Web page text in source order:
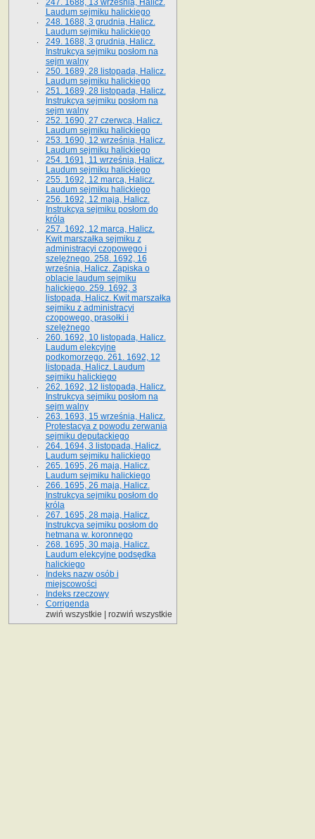
247. 1688, 13 września, Halicz.
Laudum sejmiku halickiego
248. 1688, 3 grudnia, Halicz.
Laudum sejmiku halickiego
249. 1688, 3 grudnia, Halicz.
Instrukcya sejmiku posłom na
sejm walny
250. 1689, 28 listopada, Halicz.
Laudum sejmiku halickiego
251. 1689, 28 listopada, Halicz.
Instrukcya sejmiku posłom na
sejm walny
252. 1690, 27 czerwca, Halicz.
Laudum sejmiku halickiego
253. 1690, 12 września, Halicz.
Laudum sejmiku halickiego
254. 1691, 11 września, Halicz.
Laudum sejmiku halickiego
255. 1692, 12 marca, Halicz.
Laudum sejmiku halickiego
256. 1692, 12 maja, Halicz.
Instrukcya sejmiku posłom do
króla
257. 1692, 12 marca, Halicz.
Kwit marszałka sejmiku z
administracyi czopowego i
szelężnego. 258. 1692, 16
września, Halicz. Zapiska o
oblacie laudum sejmiku
halickiego. 259. 1692, 3
listopada, Halicz. Kwit marszałka
sejmiku z administracyi
czopowego, prasołki i
szelężnego
260. 1692, 10 listopada, Halicz.
Laudum elekcyjne
podkomorzego. 261. 1692, 12
listopada, Halicz. Laudum
sejmiku halickiego
262. 1692, 12 listopada, Halicz.
Instrukcya sejmiku posłom na
sejm walny
263. 1693, 15 września, Halicz.
Protestacya z powodu zerwania
sejmiku deputackiego
264. 1694, 3 listopada, Halicz.
Laudum sejmiku halickiego
265. 1695, 26 maja, Halicz.
Laudum sejmiku halickiego
266. 1695, 26 maja, Halicz.
Instrukcya sejmiku posłom do
króla
267. 1695, 28 maja, Halicz.
Instrukcya sejmiku posłom do
hetmana w. koronnego
268. 1695, 30 maja, Halicz.
Laudum elekcyjne podsędka
halickiego
Indeks nazw osób i
miejscowości
Indeks rzeczowy
Corrigenda
zwiń wszystkie
rozwiń wszystkie